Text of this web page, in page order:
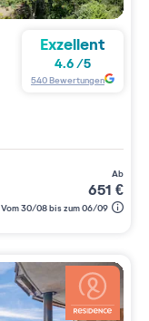
Exzellent
4.6/5
540Bewertungen
ab
651 €
Vom 30/08 bis zum 06/09